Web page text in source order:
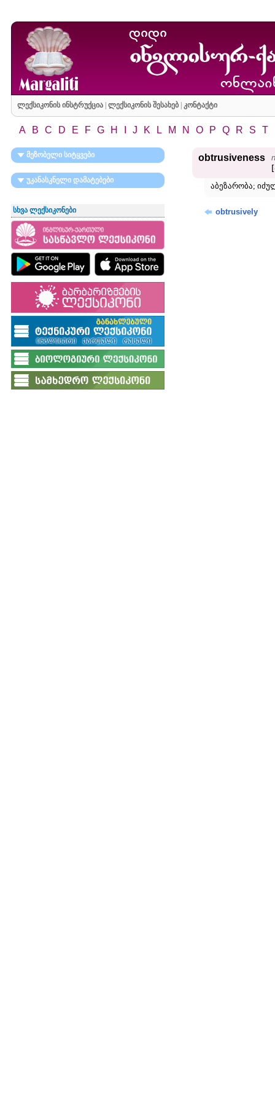
ლექსიკონის ინსტრუქცია| ლექსიკონის შესახებ| კონტაქტი
A B C D E F G H J K L M N O P Q R S T
მეზობელი სიტყვები
უკანასკნელი დამატებები
სხვა ლექსიკონები
obtrusiveness
აბეზარობა;
obtrusively